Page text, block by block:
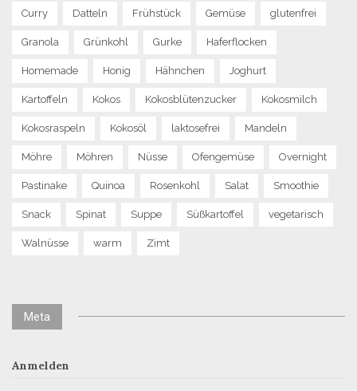
Curry Datteln Frühstück Gemüse glutenfrei
Granola Grünkohl Gurke Haferflocken
Homemade Honig Hähnchen Joghurt
Kartoffeln Kokos Kokosblütenzucker Kokosmilch
Kokosraspeln Kokosöl laktosefrei Mandeln
Möhre Möhren Nüsse Ofengemüse Overnight
Pastinake Quinoa Rosenkohl Salat Smoothie
Snack Spinat Suppe Süßkartoffel vegetarisch
Walnüsse warm Zimt
Meta
Anmelden